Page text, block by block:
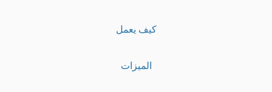
كيف يعمل
الميزات